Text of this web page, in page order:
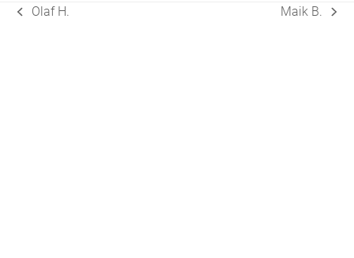
vorheriger
Olaf H.
Nächster
Maik B.